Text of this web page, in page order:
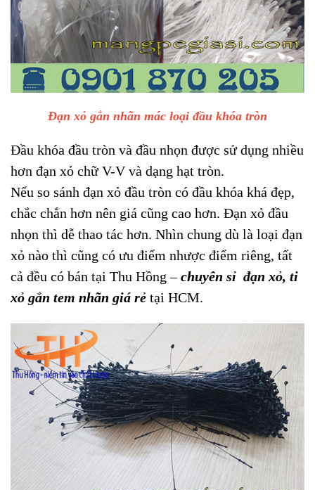
Đạn xỏ gắn nhãn mác loại đầu khóa tròn
Đầu khóa đầu tròn và đầu nhọn được sử dụng nhiều
hơn đạn xỏ chữ V-V và dạng hạt tròn.
Nếu so sánh đạn xỏ đầu tròn có đầu khóa khá đẹp,
chắc chắn hơn nên giá cũng cao hơn. Đạn xỏ đầu
nhọn thì dễ thao tác hơn. Nhìn chung dù là loại đạn
xỏ nào thì cũng có ưu điểm nhược điểm riêng, tất
cả đều có bán tại Thu Hồng –chuyên sỉ đạn xỏ, ti
xỏ gắn tem nhãn giá rẻ tại HCM.